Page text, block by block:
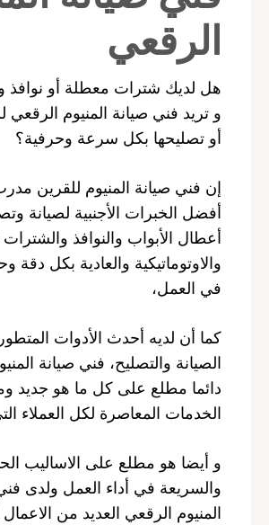
الرقعي
هل لديك شترات معطلة أو نوافذ
و تريد فني صيانة المنيوم الرقعي
أو تصليحها بكل سرعة وحرفية؟
إن فني صيانة المنيوم للقرين
أفضل الخبرات الأجنبية لصيانة
أعطال الأبواب والنوافذ والشترات
والاوتوماتيكية والعادية بكل دقة
في العمل،
كما أن لديه أحدث الأدوات
الصيانة والتصليح، فني صيانة
دائما مطلع على كل ما هو جديد
الخدمات المعاصرة لكل العملاء
و أيضا هو مطلع على الاساليب
والسريعة في أداء العمل ولدى
المنيوم الرقعي العديد من